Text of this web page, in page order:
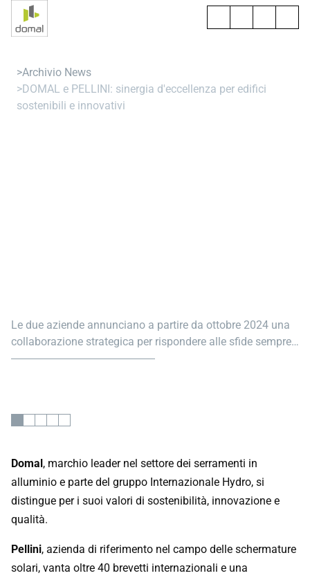
DOMAL e PELLINI: sinergia d'eccellenza per edifici
sostenibili e innovativi
DOMAL e PELLINI:
collaborazione strategica per rispondere alle sfide sempre
più complesse del mercato edilizio moderno.
alluminio e parte del gruppo Internazionale Hydro, si
distingue per i suoi valori di sostenibilità, innovazione e
qualità.
solari, vanta oltre 40 brevetti internazionali e una
consolidata collaborazione con i principali studi di